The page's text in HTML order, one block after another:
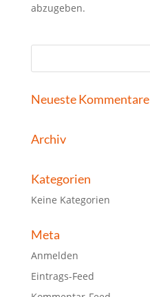
abzugeben.
Neueste Kommentare
Archiv
Kategorien
Keine Kategorien
Meta
Anmelden
Eintrags-Feed